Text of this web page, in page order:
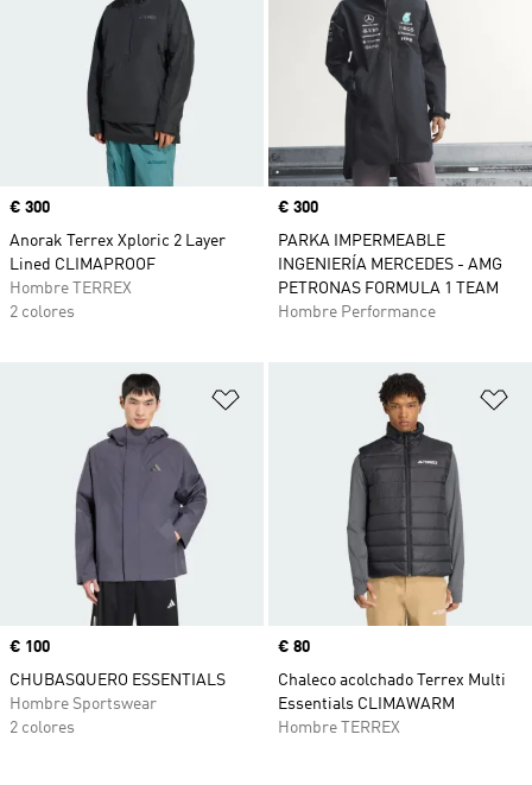
Precio
€ 300
Anorak Terrex Xploric 2 Layer
Lined CLIMAPROOF
Hombre TERREX
2 colores
Precio
€ 300
PARKA IMPERMEABLE
INGENIERÍA MERCEDES - AMG
PETRONAS FORMULA 1 TEAM
Hombre Performance
Añadir a la lista de deseos
Precio
€ 100
CHUBASQUERO ESSENTIALS
Hombre Sportswear
2 colores
Precio
€ 80
Chaleco acolchado Terrex Multi
Essentials CLIMAWARM
Hombre TERREX